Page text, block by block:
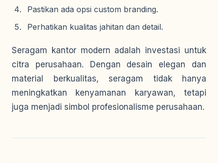
Pastikan ada opsi custom branding.
Perhatikan kualitas jahitan dan detail.
Seragam kantor modern adalah investasi untuk
citra perusahaan. Dengan desain elegan dan
material berkualitas, seragam tidak hanya
meningkatkan kenyamanan karyawan, tetapi
juga menjadi simbol profesionalisme perusahaan.